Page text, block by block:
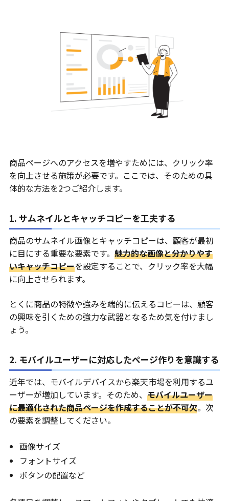
商品ページへのアクセスを増やすためには、クリック率
を向上させる施策が必要です。ここでは、そのための具
体的な方法を2つご紹介します。
1. サムネイルとキャッチコピーを工夫する
商品のサムネイル画像とキャッチコピーは、顧客が最初
に目にする重要な要素です。魅力的な画像と分かりやす
いキャッチコピーを設定することで、クリック率を大幅
に向上させられます。
とくに商品の特徴や強みを端的に伝えるコピーは、顧客
の興味を引くための強力な武器となるため気を付けまし
ょう。
2. モバイルユーザーに対応したページ作りを意識する
近年では、モバイルデバイスから楽天市場を利用するユ
ーザーが増加しています。そのため、モバイルユーザー
に最適化された商品ページを作成することが不可欠。次
の要素を調整してください。
画像サイズ
フォントサイズ
ボタンの配置など